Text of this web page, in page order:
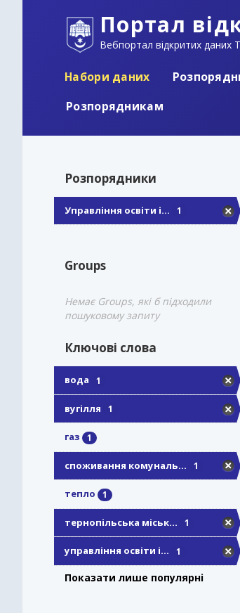
Портал
Вебпортал відкритих даних
Набори даних
Розпорядникам
Розпорядники
Управління освіти і... 1
Groups
Немає Groups, які б підходили
пошуковому запиту
Ключові слова
вода 1
вугілля 1
газ 1
споживання комуналь... 1
тепло 1
тернопільська міськ... 1
управління освіти і... 1
Показати лише популярні